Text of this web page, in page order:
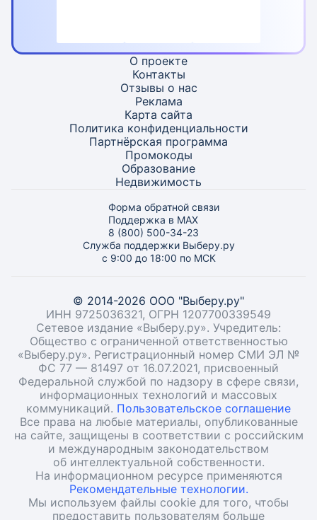
О проекте
Контакты
Отзывы о нас
Реклама
Карта сайта
Политика конфиденциальности
Партнёрская программа
Промокоды
Образование
Недвижимость
Форма обратной связи
Поддержка в MAX
8 (800) 500-34-23
Служба поддержки Выберу.ру
с 9:00 до 18:00 по МСК
© 2014-2026 ООО "Выберу.ру"
ИНН 9725036321, ОГРН 1207700339549
Сетевое издание «Выберу.ру». Учредитель:
Общество с ограниченной ответственностью
«Выберу.ру». Регистрационный номер СМИ ЭЛ №
ФС 77 — 81497 от 16.07.2021, присвоенный
Федеральной службой по надзору в сфере связи,
информационных технологий и массовых
коммуникаций. Пользовательское соглашение
Все права на любые материалы, опубликованные
на сайте, защищены в соответствии с российским
и международным законодательством
об интеллектуальной собственности.
На информационном ресурсе применяются
Рекомендательные технологии.
Мы используем файлы cookie для того, чтобы
предоставить пользователям больше